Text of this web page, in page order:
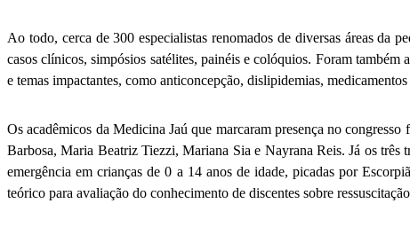
Ao todo, cerca de 300 especialistas renomados de diversas áreas da
casos clínicos, simpósios satélites, painéis e colóquios. Foram também
e temas impactantes, como anticoncepção, dislipidemias,
Os acadêmicos da Medicina Jaú que marcaram presença no
Barbosa, Maria Beatriz Tiezzi, Mariana Sia e Nayrana Reis. Já os três
emergência em crianças de 0 a 14 anos de idade, picadas por
teórico para avaliação do conhecimento de discentes sobre